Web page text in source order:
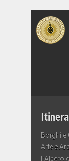
Borghi e
Arte e